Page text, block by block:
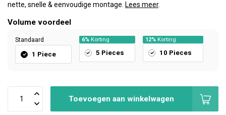
nette, snelle & eenvoudige montage. Lees meer.
Volume voordeel
Standaard
1 Piece
6%Korting
5 Pieces
12% Korting
10 Pieces
Toevoegen aan winkelwagen